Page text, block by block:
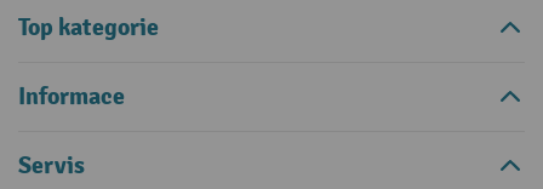
Top kategorie
Informace
Servis